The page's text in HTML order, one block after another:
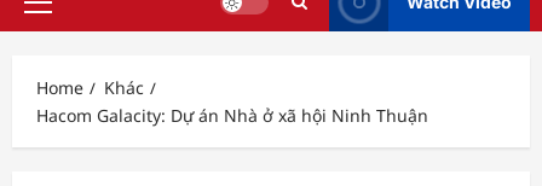
Primary
Home
Khác
Hacom Galacity: Dự án Nhà ở xã hội Ninh Thuận